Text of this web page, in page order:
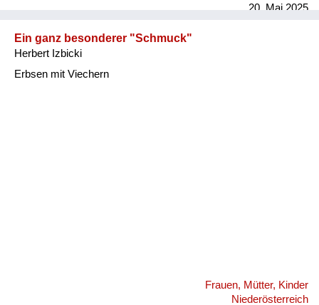
20. Mai 2025
Ein ganz besonderer "Schmuck"
Herbert Izbicki
Erbsen mit Viechern
Frauen, Mütter, Kinder
Niederösterreich